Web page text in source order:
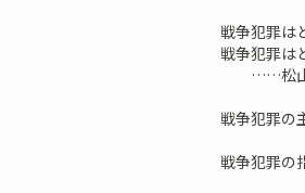
戦争犯罪は
戦争犯罪は
……松
戦争犯罪
戦争犯罪